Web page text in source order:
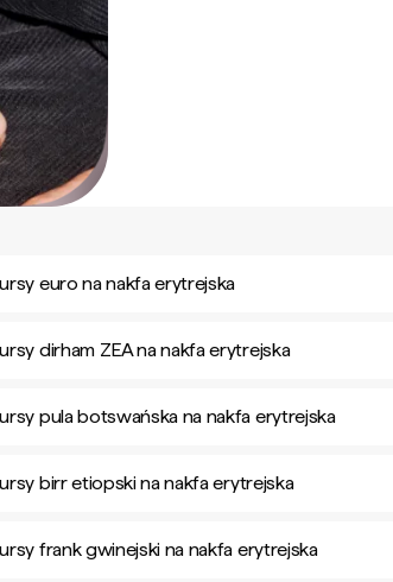
euro na nakfa erytrejska
dirham ZEA na nakfa erytrejska
pula botswańska na nakfa erytrejska
birr etiopski na nakfa erytrejska
frank gwinejski na nakfa erytrejska